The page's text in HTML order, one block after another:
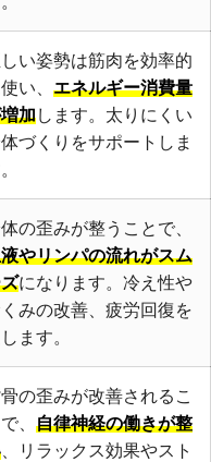
い姿勢は筋肉を効率的
い、 エネルギー消費量
加します。太りにくい
づくりをサポートしま
の歪みが整うことで、
やリンパの流れがスム
になります。冷え性や
みの改善、疲労回復を
ます。
の歪みが改善されるこ
、 自律神経の働きが整
、リラックス効果やスト